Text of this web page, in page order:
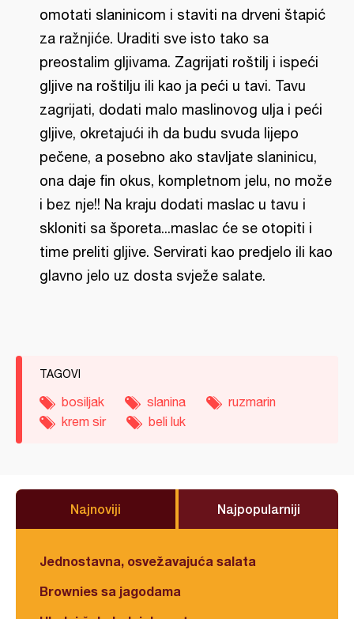
omotati slaninicom i staviti na drveni štapić
za ražnjiće. Uraditi sve isto tako sa
preostalim gljivama. Zagrijati roštilj i ispeći
gljive na roštilju ili kao ja peći u tavi. Tavu
zagrijati, dodati malo maslinovog ulja i peći
gljive, okretajući ih da budu svuda lijepo
pečene, a posebno ako stavljate slaninicu,
ona daje fin okus, kompletnom jelu, no može
i bez nje!! Na kraju dodati maslac u tavu i
skloniti sa šporeta...maslac će se otopiti i
time preliti gljive. Servirati kao predjelo ili kao
glavno jelo uz dosta svježe salate.
TAGOVI
bosiljak slanina
ruzmarin
krem sir
beli luk
Najnoviji Najpopularniji
Jednostavna, osvežavajuća salata
Brownies sa jagodama